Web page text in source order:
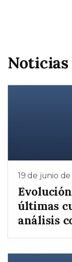
19 de junio
últimas
análisis